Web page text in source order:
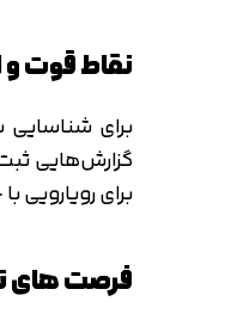
نقاط قوت
برای
گزارش‌هایی
برای رویارویی
فرصت های